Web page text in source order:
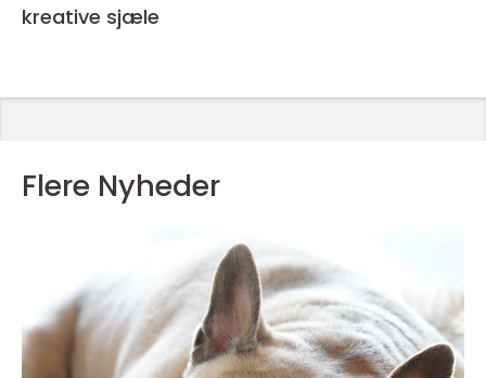
kreative sjæle
Flere Nyheder